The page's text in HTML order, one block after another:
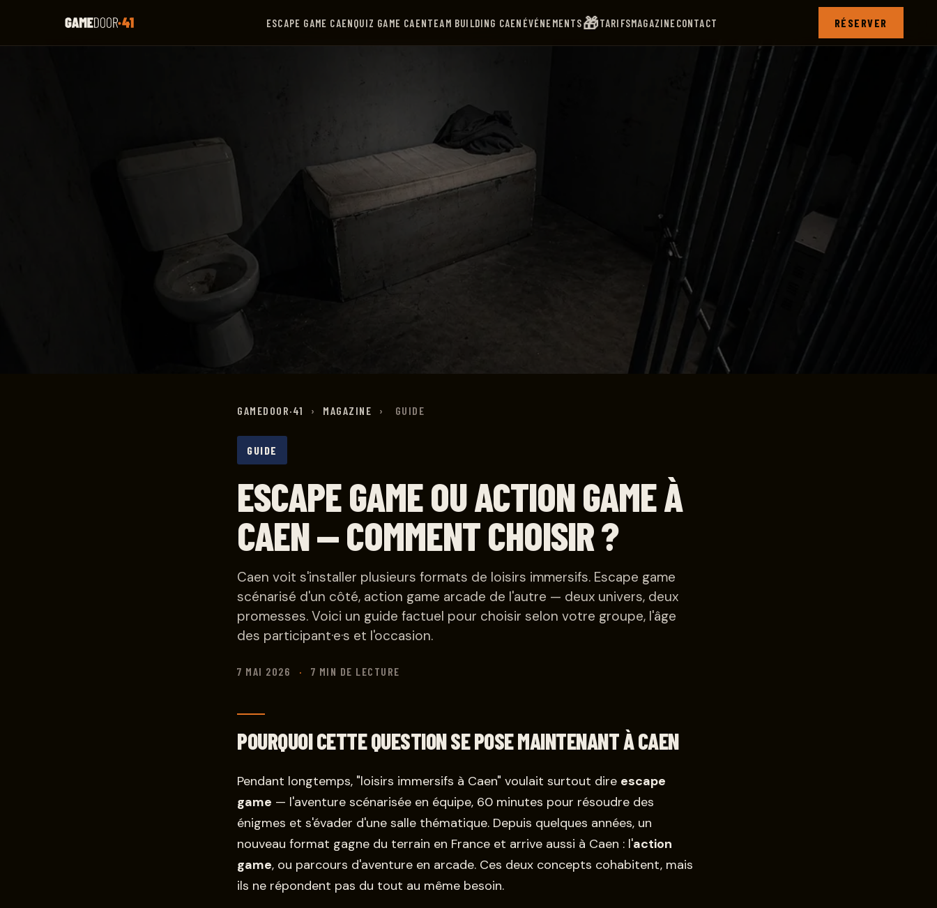
ESCAPE GAME CAENQUIZ GAME CAENTEAM BUILDING CAEN ÉVÉNEMENTS🎁TARIFSMAGAZINECONTACT RÉSERVER
GAMEDOOR·41 › MAGAZINE › GUIDE
GUIDE
ESCAPE GAME OU ACTION GAME À
CAEN — COMMENT CHOISIR ?
Caen voit s'installer plusieurs formats de loisirs immersifs. Escape game
scénarisé d'un côté, action game arcade de l'autre — deux univers, deux
promesses. Voici un guide factuel pour choisir selon votre groupe, l'âge
des participant·e·s et l'occasion.
7 MAI 2026 · 7 MIN DE LECTURE
POURQUOI CETTE QUESTION SE POSE MAINTENANT À CAEN
Pendant longtemps, "loisirs immersifs à Caen" voulait surtout dire escape
game — l'aventure scénarisée en équipe, 60 minutes pour résoudre des
énigmes et s'évader d'une salle thématique. Depuis quelques années, un
nouveau format gagne du terrain en France et arrive aussi à Caen : l'action
game, ou parcours d'aventure en arcade. Ces deux concepts cohabitent, mais
ils ne répondent pas du tout au même besoin.